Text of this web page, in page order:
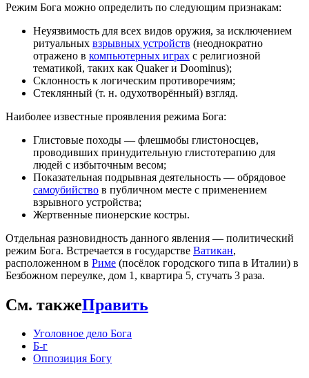
Режим Бога можно определить по следующим признакам:
Неуязвимость для всех видов оружия, за исключением
ритуальных взрывных устройств (неоднократно
отражено в компьютерных играх с религиозной
тематикой, таких как Quaker и Doominus);
Склонность к логическим противоречиям;
Стеклянный (т. н. одухотворённый) взгляд.
Наиболее известные проявления режима Бога:
Глистовые походы — флешмобы глистоносцев,
проводивших принудительную глистотерапию для
людей с избыточным весом;
Показательная подрывная деятельность — обрядовое
самоубийство в публичном месте с применением
взрывного устройства;
Жертвенные пионерские костры.
Отдельная разновидность данного явления — политический
режим Бога. Встречается в государстве Ватикан,
расположенном в Риме (посёлок городского типа в Италии) в
Безбожном переулке, дом 1, квартира 5, стучать 3 раза.
См. такжеПравить
Уголовное дело Бога
Б-г
Оппозиция Богу‎